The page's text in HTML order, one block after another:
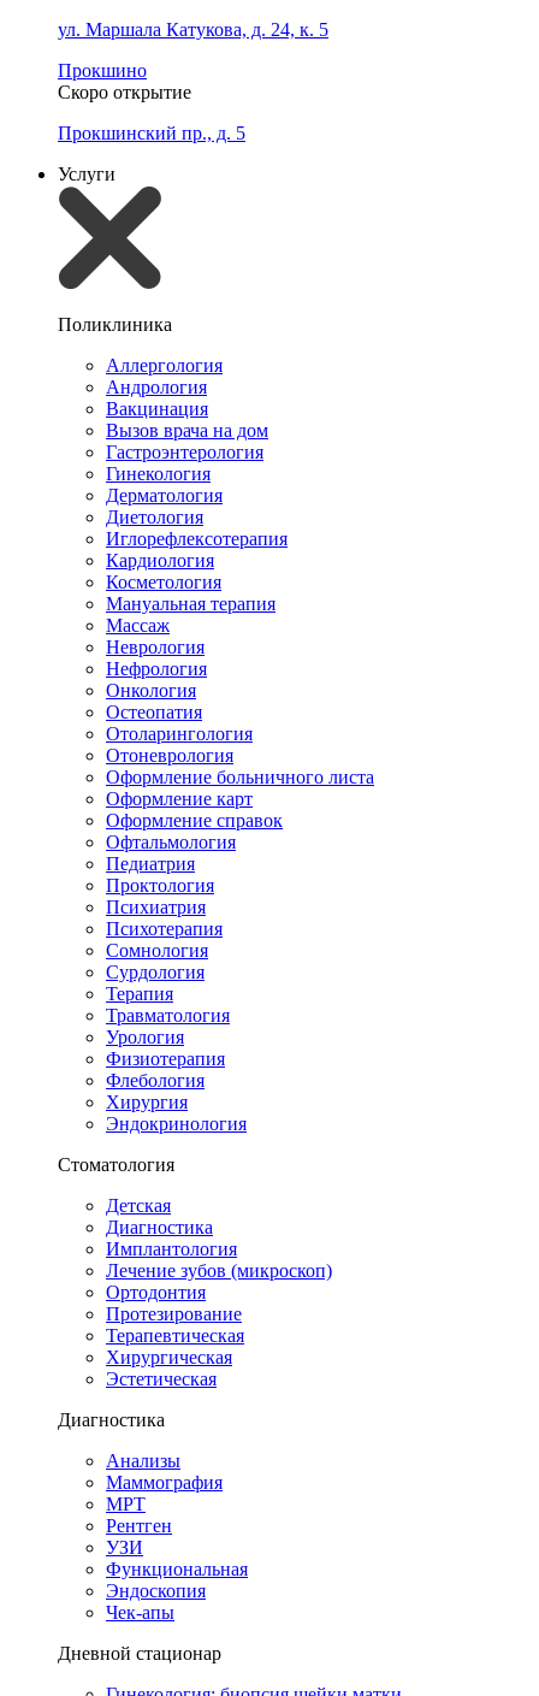
ул. Маршала Катукова, д. 24, к. 5
Прокшино
Скоро открытие
Прокшинский пр., д. 5
Услуги
Поликлиника
Аллергология
Андрология
Вакцинация
Вызов врача на дом
Гастроэнтерология
Гинекология
Дерматология
Диетология
Иглорефлексотерапия
Кардиология
Косметология
Мануальная терапия
Массаж
Неврология
Нефрология
Онкология
Остеопатия
Отоларингология
Отоневрология
Оформление больничного листа
Оформление карт
Оформление справок
Офтальмология
Педиатрия
Проктология
Психиатрия
Психотерапия
Сомнология
Сурдология
Терапия
Травматология
Урология
Физиотерапия
Флебология
Хирургия
Эндокринология
Стоматология
Детская
Диагностика
Имплантология
Лечение зубов (микроскоп)
Ортодонтия
Протезирование
Терапевтическая
Хирургическая
Эстетическая
Диагностика
Анализы
Маммография
МРТ
Рентген
УЗИ
Функциональная
Эндоскопия
Чек-апы
Дневной стационар